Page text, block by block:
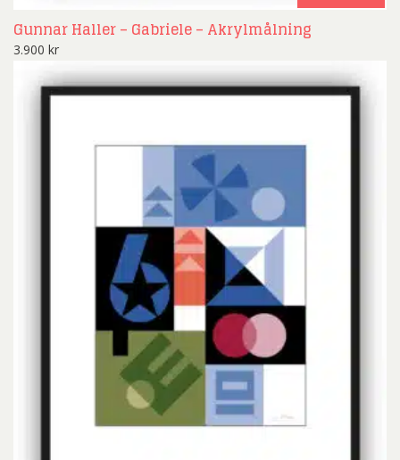
Gunnar Haller – Gabriele – Akrylmålning
3.900 kr